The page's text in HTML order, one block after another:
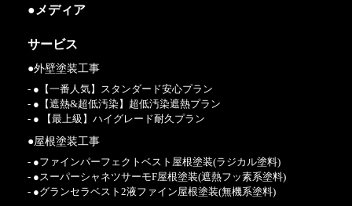
●メディア
サービス
●外壁塗装工事
- ●【一番人気】スタンダード安心プラン
- ●【遮熱&超低汚染】超低汚染遮熱プラン
- ● 【最上級】ハイグレード耐久プラン
●屋根塗装工事
- ●ファインパーフェクトベスト屋根塗装(ラジカル塗料)
- ●スーパーシャネツサーモF屋根塗装(遮熱フッ素系塗料)
- ●グランセラベスト2液ファイン屋根塗装(無機系塗料)